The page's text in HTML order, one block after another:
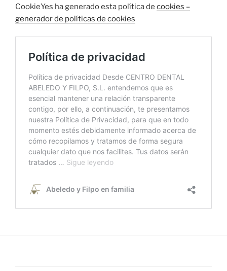
CookieYes ha generado esta política de cookies –
generador de políticas de cookies